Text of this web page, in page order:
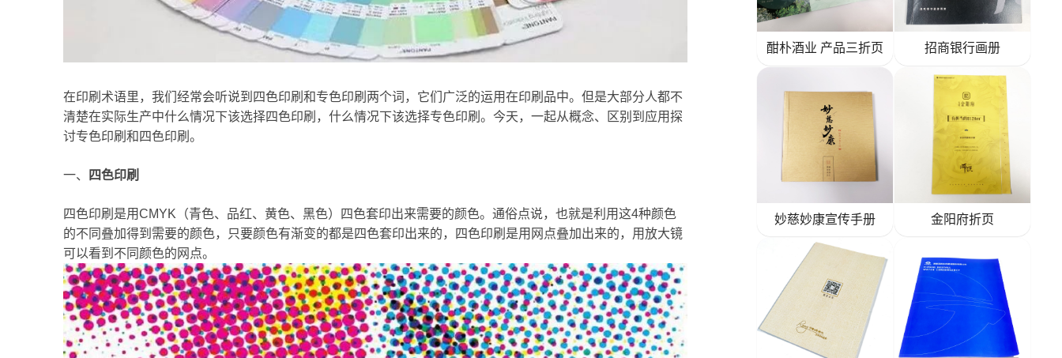
在印刷术语里，我们经常会听说到四色印刷和专色印刷两个词，它们广泛的运用在印刷品中。但是大部分人都不
清楚在实际生产中什么情况下该选择四色印刷，什么情况下该选择专色印刷。今天，一起从概念、区别到应用探
讨专色印刷和四色印刷。
一、 四色印刷
四色印刷是用CMYK（青色、品红、黄色、黑色）四色套印出来需要的颜色。通俗点说，也就是利用这4种颜色
的不同叠加得到需要的颜色，只要颜色有渐变的都是四色套印出来的，四色印刷是用网点叠加出来的，用放大镜
可以看到不同颜色的网点。
酣朴酒业 产品三折页 招商银行画册
妙慈妙康宣传手册 金阳府折页